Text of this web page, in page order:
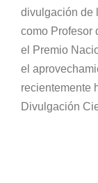
divulgación de
como Profesor
el Premio
el
recientemente
Divulgación